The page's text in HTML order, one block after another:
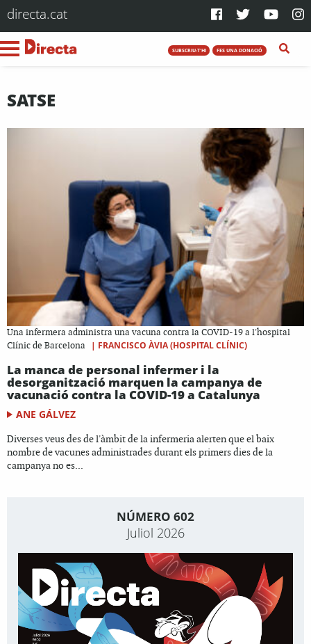
directa.cat
SUBSCRIU-T'HI FES UNA DONACIÓ
SATSE
Una infermera administra una vacuna contra la COVID-19 a l'hospital
Clínic de Barcelona
| FRANCISCO ÀVIA (HOSPITAL CLÍNIC)
La manca de personal infermer i la
desorganització marquen la campanya de
vacunació contra la COVID-19 a Catalunya
ANE GÁLVEZ
Diverses veus des de l'àmbit de la infermeria alerten que el baix
nombre de vacunes administrades durant els primers dies de la
campanya no es...
NÚMERO 602
Juliol 2026